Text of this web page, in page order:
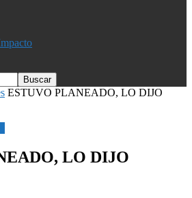
ESTUVO PLANEADO, LO DIJO
LO DIJO